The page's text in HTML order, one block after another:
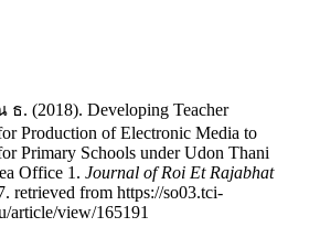
. (2018). Developing Teacher
Production of Electronic Media to
Primary Schools under Udon Thani
Office 1. Journal of Roi Et Rajabhat
retrieved from https://so03.tci-
article/view/165191